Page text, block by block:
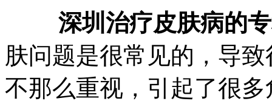
深圳治疗皮肤病的
肤问题是很常见的，导
不那么重视，引起了很